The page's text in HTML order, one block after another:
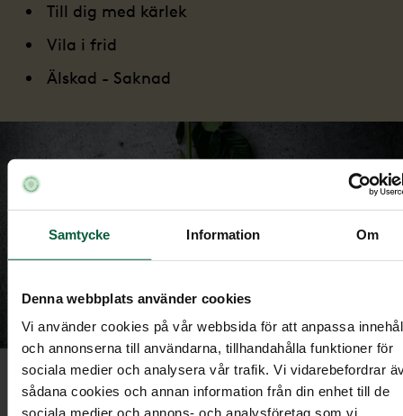
Samtycke Information Om
Denna webbplats använder cookies
Vi använder cookies på vår webbsida för att anpassa
och annonserna till användarna, tillhandahålla funktioner för
sociala medier och analysera vår trafik. Vi vidarebefordrar
sådana cookies och annan information från din enhet till de
sociala medier och annons- och analysföretag som vi
Till dig med kärlek
Vila i frid
Älskad - Saknad
Ska jag ta med egna blommor till